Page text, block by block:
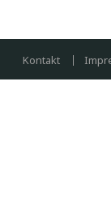
Kontakt